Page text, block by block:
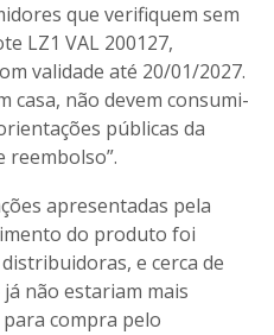
que verifiquem sem
LZ1 VAL 200127,
validade até 20/01/2027.
casa, não devem consumi-
públicas da
reembolso”.
apresentadas pela
do produto foi
e cerca de
não estariam mais
compra pelo